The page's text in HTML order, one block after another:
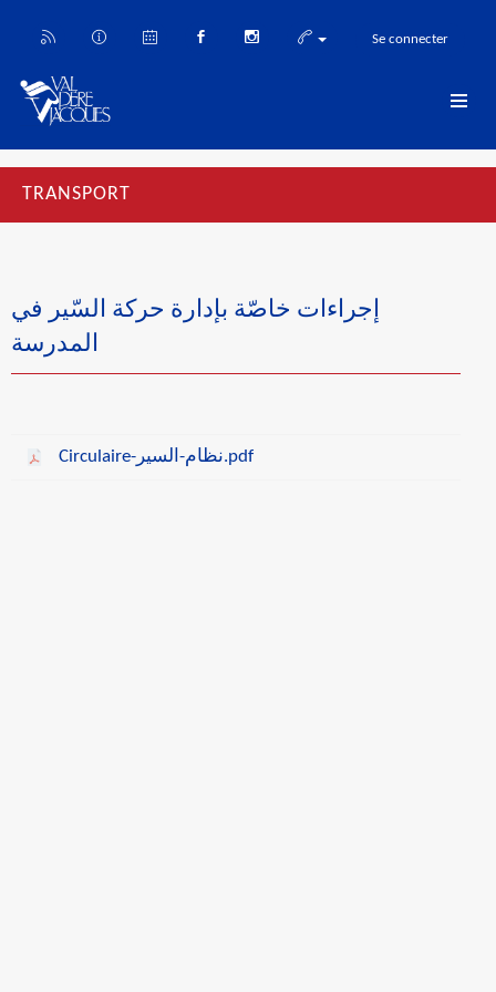
Se connecter
TRANSPORT
إجراءات خاصّة بإدارة حركة السّير في
المدرسة
Circulaire-نظام-السير.pdf